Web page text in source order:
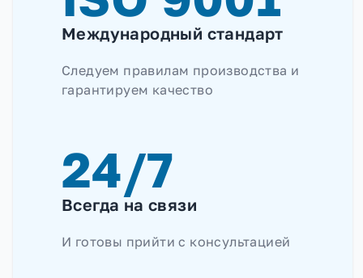
Международный стандарт
Следуем правилам производства и
гарантируем качество
24/7
Всегда на связи
И готовы прийти с консультацией